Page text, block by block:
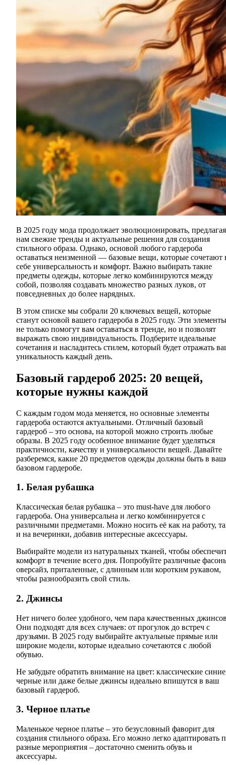
В 2025 году мода продолжает эволюционировать, предлагая
нам свежие тренды и актуальные решения для создания
стильного образа. Однако, основой любого гардероба
оставаться неизменной — базовые вещи, которые сочетают
себе универсальность и комфорт. Важно выбирать такие
предметы одежды, которые легко комбинируются между
собой, позволяя создавать множество разных луков, от
повседневных до более нарядных.
В этом списке мы собрали 20 ключевых вещей, которые
станут основой вашего гардероба в 2025 году. Эти элементы
не только помогут вам оставаться в тренде, но и позволят
выражать свою индивидуальность. Подберите идеальные
сочетания и насладитесь стилем, который будет отражать
уникальность каждый день.
Базовый гардероб 2025: 20 вещей,
которые нужны каждой
С каждым годом мода меняется, но основные элементы
гардероба остаются актуальными. Отличный базовый
гардероб – это основа, на которой можно строить любые
образы. В 2025 году особенное внимание будет уделяться
практичности, качеству и универсальности вещей. Давайте
разберемся, какие 20 предметов одежды должны быть в
базовом гардеробе.
1. Белая рубашка
Классическая белая рубашка – это must-have для любого
гардероба. Она универсальна и легко комбинируется с
различными предметами. Можно носить её как на работу,
и на вечеринки, добавив интересные аксессуары.
Выбирайте модели из натуральных тканей, чтобы
комфорт в течение всего дня. Попробуйте различные
оверсайз, приталенные, с длинным или коротким рукавом,
чтобы разнообразить свой стиль.
2. Джинсы
Нет ничего более удобного, чем пара качественных
Они подходят для всех случаев: от прогулок до встреч с
друзьями. В 2025 году выбирайте актуальные прямые или
широкие модели, которые идеально сочетаются с любой
обувью.
Не забудьте обратить внимание на цвет: классические
черные или даже белые джинсы идеально впишутся в ваш
базовый гардероб.
3. Черное платье
Маленькое черное платье – это безусловный фаворит для
создания стильного образа. Его можно легко адаптировать
разные мероприятия – достаточно сменить обувь и
аксессуары.